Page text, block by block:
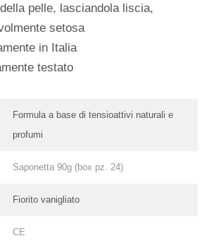
pelle, lasciandola liscia,
setosa
in Italia
testato
Formula a base di tensioattivi naturali e
profumi
Saponetta 90g (box pz. 24)
Fiorito vanigliato
CE